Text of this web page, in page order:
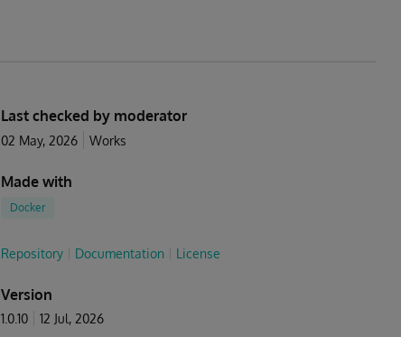
Last checked by moderator
02 May, 2026 Works
Made with
Docker
Repository Documentation License
Version
1.0.10 12 Jul, 2026